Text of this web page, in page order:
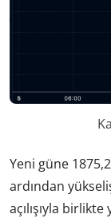
Yeni güne
ardından
açılışıyla